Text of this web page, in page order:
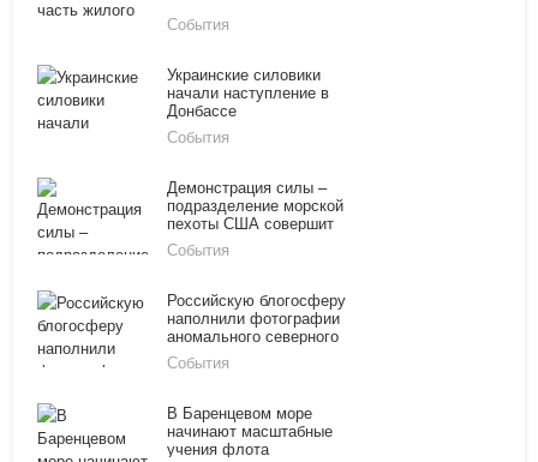
События
Украинские силовики
начали наступление в
Донбассе
События
Демонстрация силы –
подразделение морской
пехоты США совершит
марш через шесть
европейских стран
События
Российскую блогосферу
наполнили фотографии
аномального северного
сияния
События
В Баренцевом море
начинают масштабные
учения флота